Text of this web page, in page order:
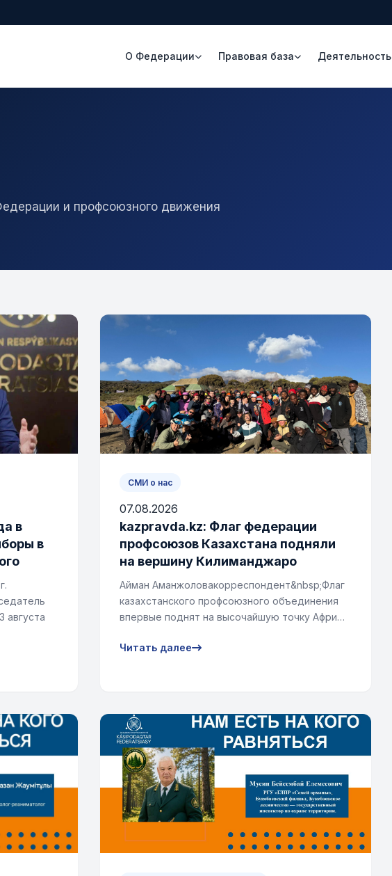
О Федерации Правовая база Деятельность
и профсоюзного движения
в
в
августа
СМИ о нас
07.08.2026
kazpravda.kz: Флаг федерации
профсоюзов Казахстана подняли
на вершину Килиманджаро
Айман Аманжоловакорреспондент&nbsp;Флаг
казахстанского профсоюзного объединения
впервые поднят на высочайшую точку Афри…
Читать далее